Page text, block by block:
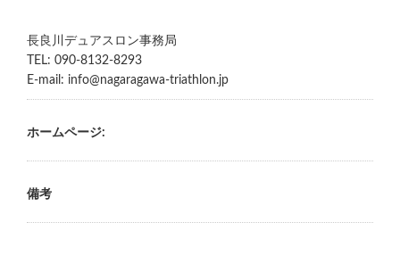
長良川デュアスロン事務局
TEL: 090-8132-8293
E-mail: info@nagaragawa-triathlon.jp
ホームページ:
備考